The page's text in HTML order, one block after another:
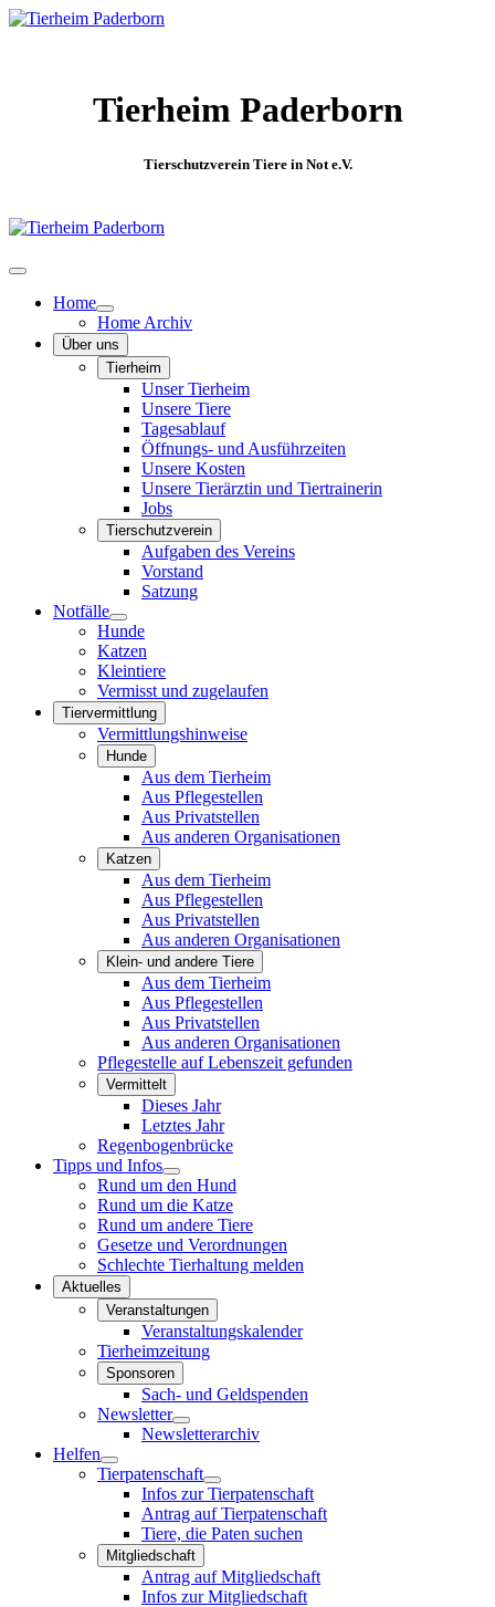
Tierheim Paderborn
Tierschutzverein Tiere in Not e.V.
Home
Home Archiv
Über uns
Tierheim
Unser Tierheim
Unsere Tiere
Tagesablauf
Öffnungs- und Ausführzeiten
Unsere Kosten
Unsere Tierärztin und Tiertrainerin
Jobs
Tierschutzverein
Aufgaben des Vereins
Vorstand
Satzung
Notfälle
Hunde
Katzen
Kleintiere
Vermisst und zugelaufen
Tiervermittlung
Vermittlungshinweise
Hunde
Aus dem Tierheim
Aus Pflegestellen
Aus Privatstellen
Aus anderen Organisationen
Katzen
Aus dem Tierheim
Aus Pflegestellen
Aus Privatstellen
Aus anderen Organisationen
Klein- und andere Tiere
Aus dem Tierheim
Aus Pflegestellen
Aus Privatstellen
Aus anderen Organisationen
Pflegestelle auf Lebenszeit gefunden
Vermittelt
Dieses Jahr
Letztes Jahr
Regenbogenbrücke
Tipps und Infos
Rund um den Hund
Rund um die Katze
Rund um andere Tiere
Gesetze und Verordnungen
Schlechte Tierhaltung melden
Aktuelles
Veranstaltungen
Veranstaltungskalender
Tierheimzeitung
Sponsoren
Sach- und Geldspenden
Newsletter
Newsletterarchiv
Helfen
Tierpatenschaft
Infos zur Tierpatenschaft
Antrag auf Tierpatenschaft
Tiere, die Paten suchen
Mitgliedschaft
Antrag auf Mitgliedschaft
Infos zur Mitgliedschaft